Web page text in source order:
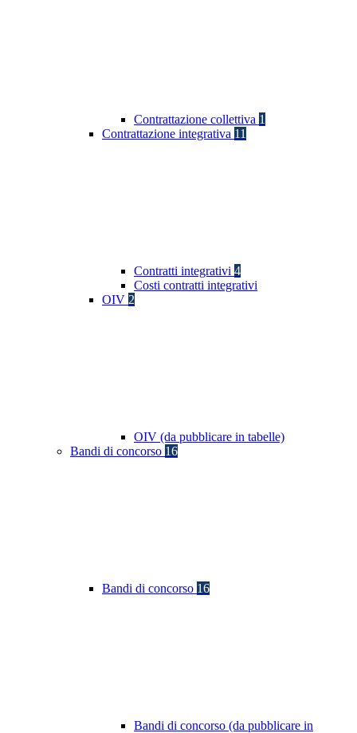
Contrattazione collettiva 1
Contrattazione integrativa 11
Contratti integrativi 4
Costi contratti integrativi
OIV 2
OIV (da pubblicare in tabelle)
Bandi di concorso 16
Bandi di concorso 16
Bandi di concorso (da pubblicare in